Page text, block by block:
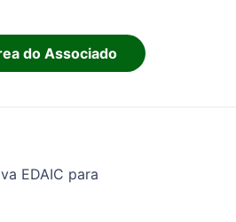
do Associado
EDAIC para